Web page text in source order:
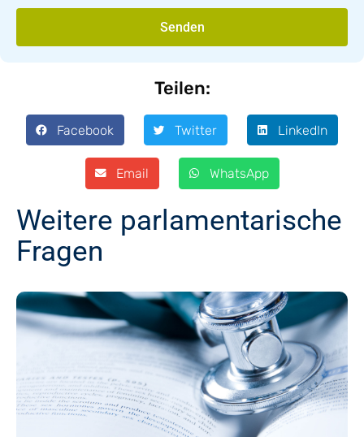
Senden
Teilen:
Facebook Twitter LinkedIn
Email WhatsApp
Weitere parlamentarische
Fragen